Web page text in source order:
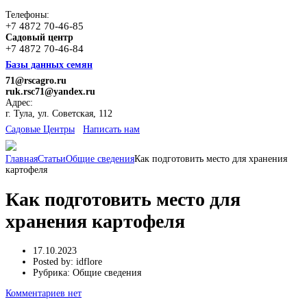
Телефоны:
+7 4872 70-46-85
Садовый центр
+7 4872 70-46-84
Базы данных семян
71@rscagro.ru
ruk.rsc71@yandex.ru
Адрес:
г. Тула, ул. Советская, 112
Cадовые Центры
Написать нам
ГлавнаяСтатьиОбщие сведенияКак подготовить место для хранения
картофеля
Как подготовить место для
хранения картофеля
17.10.2023
Posted by: idflore
Рубрика: Общие сведения
Комментариев нет